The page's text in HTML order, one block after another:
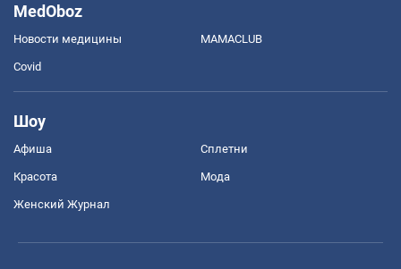
MedOboz
Новости медицины MAMACLUB
Covid
Шоу
Афиша Сплетни
Красота Мода
Женский Журнал